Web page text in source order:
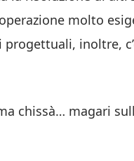
molto
inoltre,
chissà… magari